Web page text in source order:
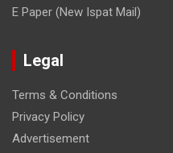
E Paper (New Ispat Mail)
Legal
Terms & Conditions
Privacy Policy
Advertisement